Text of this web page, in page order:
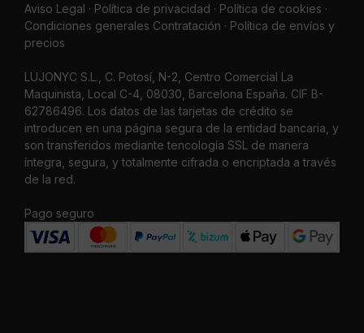
Aviso Legal · Política de privacidad · Política de cookies ·
Condiciones generales Contratación · Política de envíos y
precios
LUJONYC S.L., C. Potosí, N-2, Centro Comercial La
Maquinista, Local C-4, 08030, Barcelona España. CIF B-
62786496. Los datos de las tarjetas de crédito se
introducen en una página segura de la entidad bancaria, y
son transferidos mediante tencología SSL de manera
íntegra, segura, y totalmente cifrada o encriptada a través
de la red.
Pago seguro